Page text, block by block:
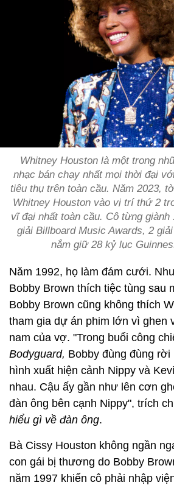
Whitney Houston là một trong
nhạc bán chạy nhất mọi thời đại
tiêu thụ trên toàn cầu. Năm 2023,
Whitney Houston vào vị trí thứ 2
vĩ đại nhất toàn cầu. Cô từng giành
giải Billboard Music Awards, 2
nắm giữ 28 kỷ lục
Năm 1992, họ làm đám cưới.
Bobby Brown thích tiệc tùng sau
Bobby Brown cũng không thích
tham gia dự án phim lớn vì ghen
nam của vợ. "Trong buổi công
Bodyguard, Bobby đùng đùng rời
hình xuất hiện cảnh Nippy và
nhau. Cậu ấy gần như lên cơn
đàn ông bên cạnh Nippy", trích
hiểu gì về đàn ông.
Bà Cissy Houston không ngần
con gái bị thương do Bobby
năm 1997 khiến cô phải nhập